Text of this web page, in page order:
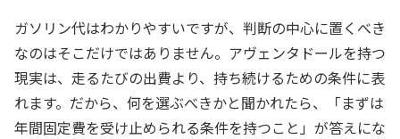
ガソリン代はわかりやすいですが、判断の中心に置くべき
なのはそこだけではありません。アヴェンタドールを持つ
現実は、走るたびの出費より、持ち続けるための条件に表
れます。だから、何を選ぶべきかと聞かれたら、「まずは
年間固定費を受け止められる条件を持つこと」が答えにな